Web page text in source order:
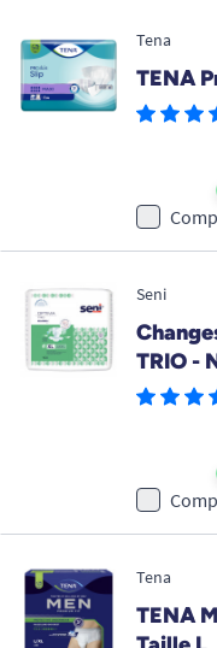
Tena
TENA
Seni
TRIO -
Tena
TENA